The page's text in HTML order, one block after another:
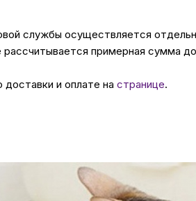
службы осуществляется
примерная сумма
и оплате на странице.